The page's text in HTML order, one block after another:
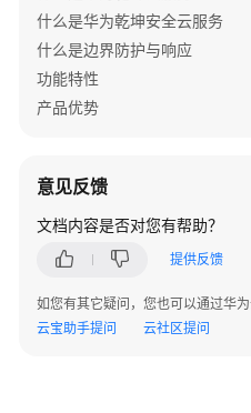
换
+云
AP
组
景
AR+核
心
换
机
什么是华为乾坤安全云服务
什么是边界防护与响应
功能特性
产品优势
意见反馈
文档内容是否对您有帮助？
提供反馈
如您有其它疑问，您也可以通过华
云宝助手提问
云社区提问